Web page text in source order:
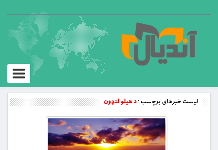
Toggle
لیست خبرهای برچسب :د هیلو لنډون